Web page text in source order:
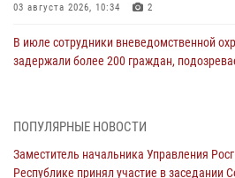
03 августа 2026, 10:34 2
В июле сотрудники вневедомственной
задержали более 200 граждан,
мировой войне 1914-1918 годов
ПОПУЛЯРНЫЕ НОВОСТИ
Заместитель начальника Управления
Республике принял участие в заседании